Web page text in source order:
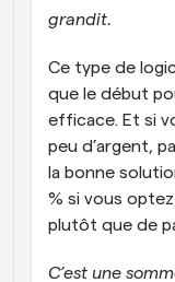
grandit.
Ce type de
que le début
efficace. Et si
peu d’argent,
la bonne
% si vous
plutôt que de
C’est une